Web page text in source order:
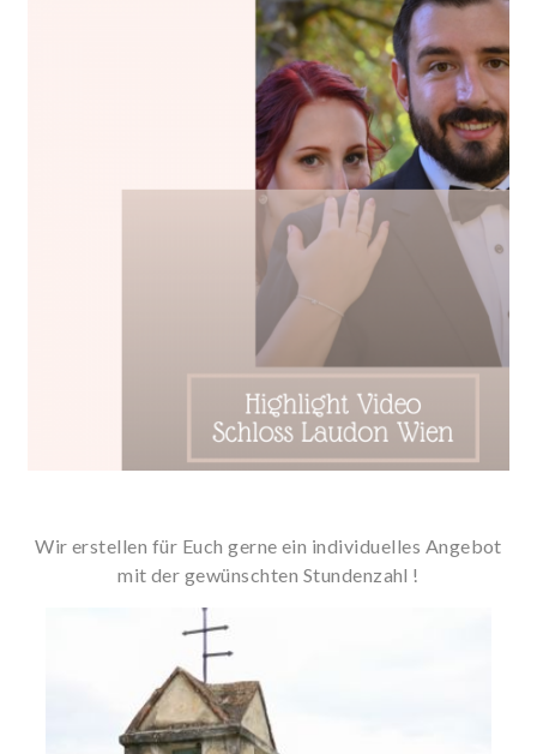
Wir erstellen für Euch gerne ein individuelles Angebot
mit der gewünschten Stundenzahl !